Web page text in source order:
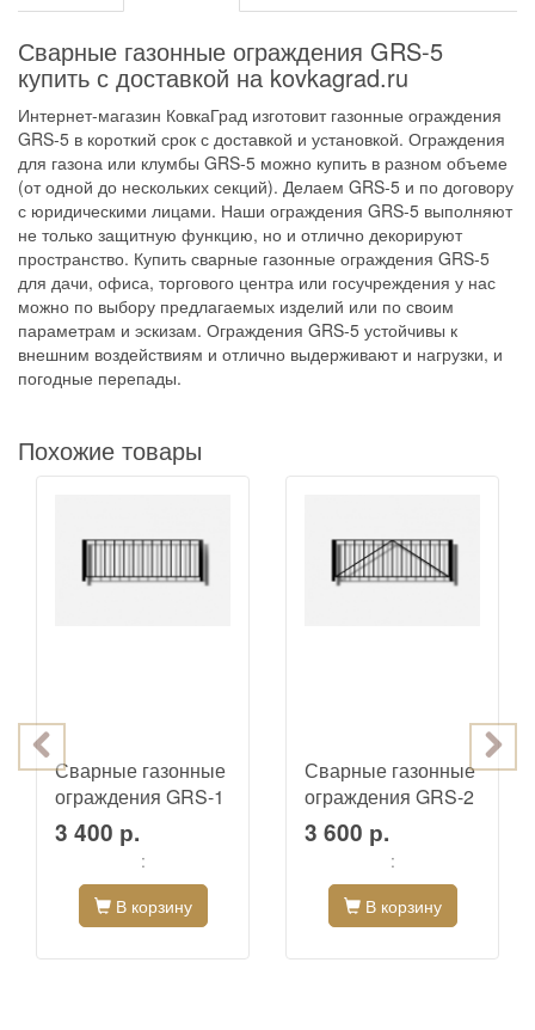
Сварные газонные ограждения GRS-5
купить с доставкой на kovkagrad.ru
Интернет-магазин КовкаГрад изготовит газонные ограждения
GRS-5 в короткий срок с доставкой и установкой. Ограждения
для газона или клумбы GRS-5 можно купить в разном объеме
(от одной до нескольких секций). Делаем GRS-5 и по договору
с юридическими лицами. Наши ограждения GRS-5 выполняют
не только защитную функцию, но и отлично декорируют
пространство. Купить сварные газонные ограждения GRS-5
для дачи, офиса, торгового центра или госучреждения у нас
можно по выбору предлагаемых изделий или по своим
параметрам и эскизам. Ограждения GRS-5 устойчивы к
внешним воздействиям и отлично выдерживают и нагрузки, и
погодные перепады.
Похожие товары
Сварные газонные
ограждения GRS-1
3 400 р.
:
В корзину
Сварные газонные
ограждения GRS-2
3 600 р.
:
В корзину